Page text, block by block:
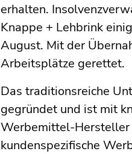
erhalten.
Knappe + Lehbrink
August. Mit der
Arbeitsplätze gerettet.
Das traditionsreiche
gegründet und ist mit
Werbemittel-Hersteller
kundenspezifische